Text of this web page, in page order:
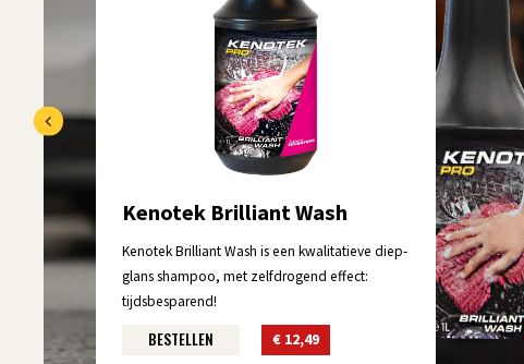
Kenotek Brilliant Wash
Kenotek Brilliant Wash is een kwalitatieve diep-
glans shampoo, met zelfdrogend effect:
tijdsbesparend!
BESTELLEN € 12,49